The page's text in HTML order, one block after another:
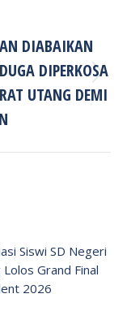
DIABAIKAN
DIPERKOSA
UTANG DEMI
Siswi SD Negeri
Grand Final
2026